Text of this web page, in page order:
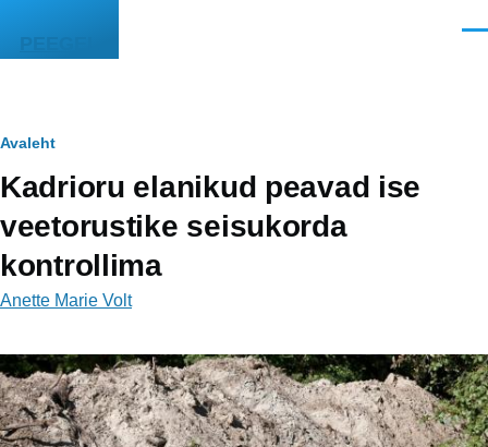
PEEGEL
Leivapuru
Avaleht
Kadrioru elanikud peavad ise
veetorustike seisukorda
kontrollima
Anette Marie Volt